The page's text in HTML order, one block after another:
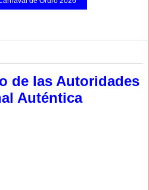
de las Autoridades
Auténtica